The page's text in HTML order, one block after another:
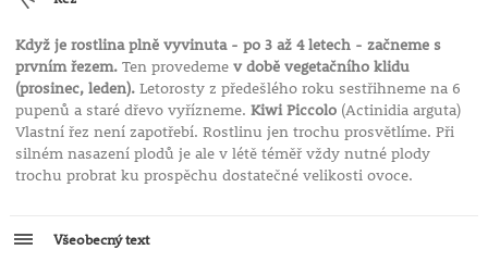
Když je rostlina plně vyvinuta - po 3 až 4 letech - začneme s
prvním řezem.Ten provedeme v době vegetačního klidu
(prosinec, leden).Letorosty z předešlého roku sestřihneme na 6
pupenů a staré dřevo vyřízneme. Kiwi Piccolo(Actinidia arguta)
Vlastní řez není zapotřebí. Rostlinu jen trochu prosvětlíme. Při
silném nasazení plodů je ale v létě téměř vždy nutné plody
trochu probrat ku prospěchu dostatečné velikosti ovoce.
Všeobecný text